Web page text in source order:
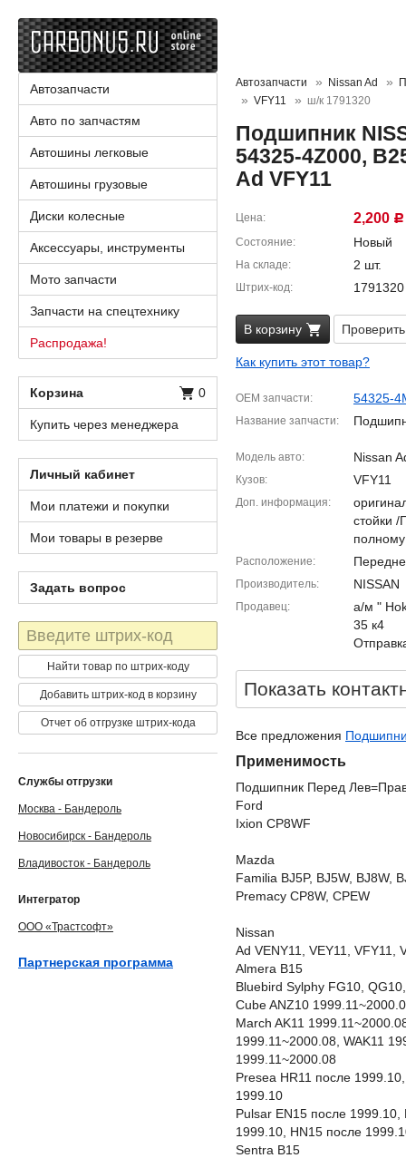
Автозапчасти Nissan Ad
VFY11
ш/к 1791320
Подшипник
54325-4Z000,
Ad VFY11
Цена 2,200 Р
Состояние Новый
На складе 2 шт.
Штрих-код 1791320
В корзину
Как купить этот товар?
OEM запчасти 54325-
Название запчасти
Модель авто Nissan
Кузов VFY11
Доп. информация
стойки
Расположение
Производитель NISSAN
Продавец
а/м "
35 к4
Показать
Все предложения
Применимость
Подшипник Перед
Ford
Ixion CP8WF
Mazda
Familia BJ5P, BJ5W, BJ8W,
Premacy CP8W, CPEW
Nissan
Ad VENY11, VEY11, VFY11,
Almera B15
Bluebird Sylphy FG10,
Cube ANZ10
March AK11
1999.11~2000.08, WAK11
1999.11~2000.08
Presea HR11 после
1999.10
Pulsar EN15 после
1999.10, HN15 после
Sentra B15
Автозапчасти
Авто по запчастям
Автошины легковые
Автошины грузовые
Диски колесные
Аксессуары, инструменты
Мото запчасти
Запчасти на спецтехнику
Распродажа!
Корзина 0
Купить через менеджера
Личный кабинет
Мои платежи и покупки
Мои товары в резерве
Задать вопрос
Штрих-
код
Найти товар по штрих-коду
Добавить штрих-код в корзину
Отчет об отгрузке штрих-кода
Службы отгрузки
Москва - Бандероль
Новосибирск - Бандероль
Владивосток - Бандероль
Интегратор
ООО «Трастсофт»
Партнерская программа